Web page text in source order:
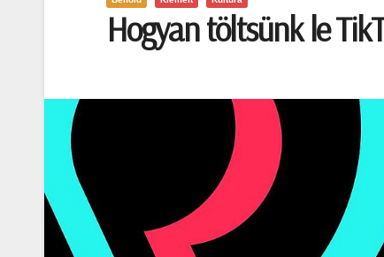
Hogyan töltsünk le